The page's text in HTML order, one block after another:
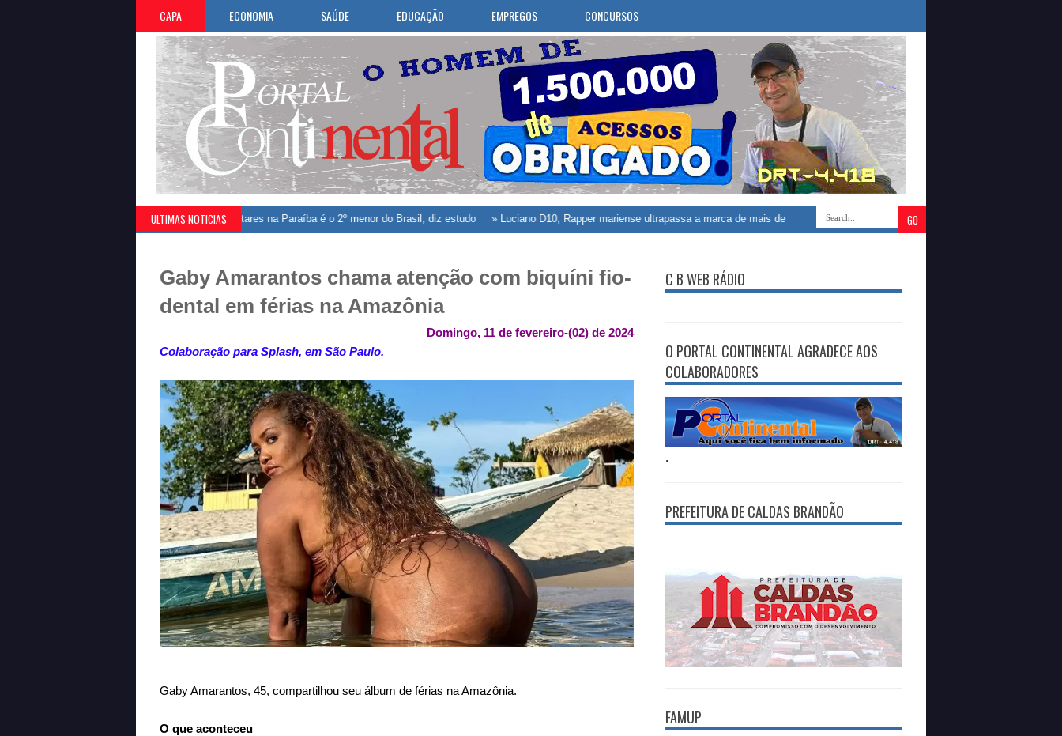
CAPA ECONOMIA SAÚDE EDUCAÇÃO EMPREGOS CONCURSOS
ULTIMAS NOTICIAS
Salário médio de policiais militares na Paraíba é o 2º menor do Brasil, diz estudo »Luciano D10, Rapper mariense ultrapassa a marca de mais de 100.000 seguidores no Instagram e consolida sucesso nesta rede
Gaby Amarantos chama atenção com biquíni fio-
dental em férias na Amazônia
Domingo, 11 de fevereiro-(02) de 2024
Colaboração para Splash, em São Paulo.
Gaby Amarantos, 45, compartilhou seu álbum de férias na Amazônia.
O que aconteceu
C B WEB RÁDIO
O PORTAL CONTINENTAL AGRADECE AOS
COLABORADORES
.
PREFEITURA DE CALDAS BRANDÃO
FAMUP